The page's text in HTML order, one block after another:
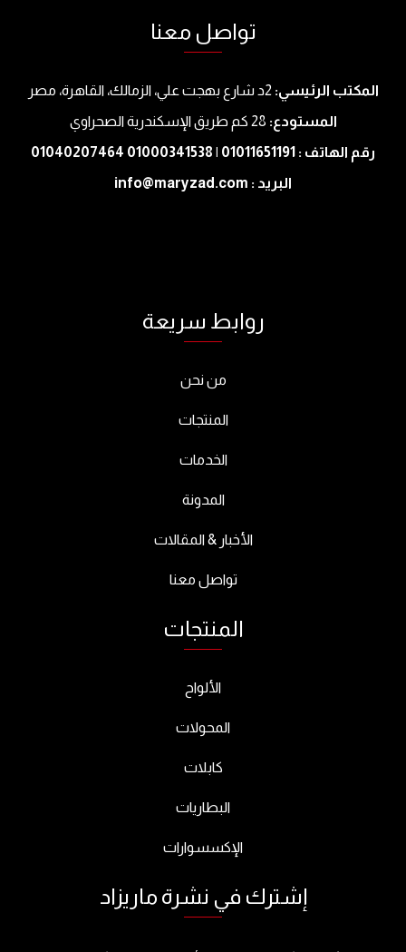
تواصل معنا
المكتب الرئيسي:
المستودع:
رقم الهاتف : 01011651191 | 01000341538 01040207464
البريد : info@maryzad.com
روابط سريعة
من نحن
المنتجات
الخدمات
المدونة
الأخبار & المقالات
تواصل معنا
المنتجات
الألواح
المحولات
كابلات
البطاريات
الإكسسوارات
إشترك في نشرة ماريزاد